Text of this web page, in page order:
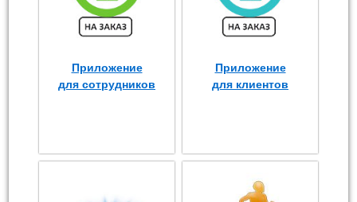
Приложение
для сотрудников
Приложение
для клиентов